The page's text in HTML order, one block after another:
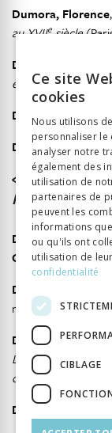
Dumora, Florence,
au XVIIesiècle
Durand-Dastès,
en Asie orientale=
Duval, Nathalie
Duvignaud, Jean ,
«
Nouvelles
Duvignaud,
Corbeau,La
Duvignaud, Jean/
ne ferme pas »,
Duvignaud, Jean/
La banque des
contemporain
Duvignaud,
Ce site
cookies
Nous utilisons
personnaliser le
analyser notre
également des
utilisation de
partenaires de
peuvent les
informations
ou qu'ils ont
utilisation de
confidentialité
CIBLAGE